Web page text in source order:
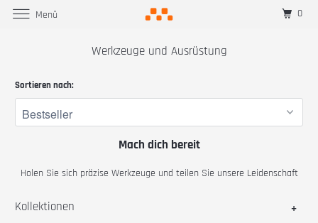
Werkzeuge und Ausrüstung
Sortieren nach:
Mach dich bereit
Holen Sie sich präzise Werkzeuge und teilen Sie unsere Leidenschaft
+
Kollektionen
Menü 0